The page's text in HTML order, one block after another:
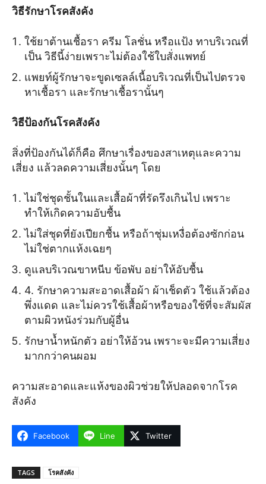
วิธีรักษาโรคสังคัง
ใช้ยาต้านเชื้อรา ครีม โลชั่น หรือแป้ง ทาบริเวณที่
เป็น วิธีนี้ง่ายเพราะไม่ต้องใช้ใบสั่งแพทย์
แพยท์ผู้รักษาจะขูดเซลล์เนื้อบริเวณที่เป็นไปตรวจ
หาเชื้อรา และรักษาเชื้อรานั้นๆ
วิธีป้องกันโรคสังคัง
สิ่งที่ป้องกันได้ก็คือ ศึกษาเรื่องของสาเหตุและความ
เสี่ยง แล้วลดความเสี่ยงนั้นๆ โดย
ไม่ใช่ชุดชั้นในและเสื้อผ้าที่รัดรึงเกินไป เพราะ
ทำให้เกิดความอับชื้น
ไม่ใส่ชุดที่ยังเปียกชื้น หรือถ้าชุ่มเหงื่อต้องซักก่อน
ไม่ใช่ตากแห้งเฉยๆ
ดูแลบริเวณขาหนีบ ข้อพับ อย่าให้อับชื้น
4. รักษาความสะอาดเสื้อผ้า ผ้าเช็ดตัว ใช้แล้วต้อง
พึ่งแดด และไม่ควรใช้เสื้อผ้าหรือของใช้ที่จะสัมผัส
ตามผิวหนังร่วมกับผู้อื่น
รักษาน้ำหนักตัว อย่าให้อ้วน เพราะจะมีความเสี่ยง
มากกว่าคนผอม
ความสะอาดและแห้งของผิวช่วยให้ปลอดจากโรค
สังคัง
Facebook Line Twitter
TAGS โรคสังคัง